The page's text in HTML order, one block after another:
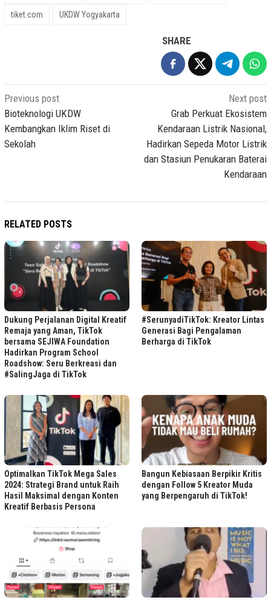
tiket.com UKDW Yogyakarta
SHARE
Post
navigation
Previous post
Bioteknologi UKDW
Kembangkan Iklim Riset di
Sekolah
Next post
Grab Perkuat Ekosistem
Kendaraan Listrik Nasional,
Hadirkan Sepeda Motor Listrik
dan Stasiun Penukaran Baterai
Kendaraan
RELATED POSTS
Dukung Perjalanan Digital Kreatif
Remaja yang Aman, TikTok
bersama SEJIWA Foundation
Hadirkan Program School
Roadshow: Seru Berkreasi dan
#SalingJaga di TikTok
#SerunyadiTikTok: Kreator Lintas
Generasi Bagi Pengalaman
Berharga di TikTok
Optimalkan TikTok Mega Sales
2024: Strategi Brand untuk Raih
Hasil Maksimal dengan Konten
Kreatif Berbasis Persona
Bangun Kebiasaan Berpikir Kritis
dengan Follow 5 Kreator Muda
yang Berpengaruh di TikTok!